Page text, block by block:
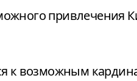
привлечения
к возможным